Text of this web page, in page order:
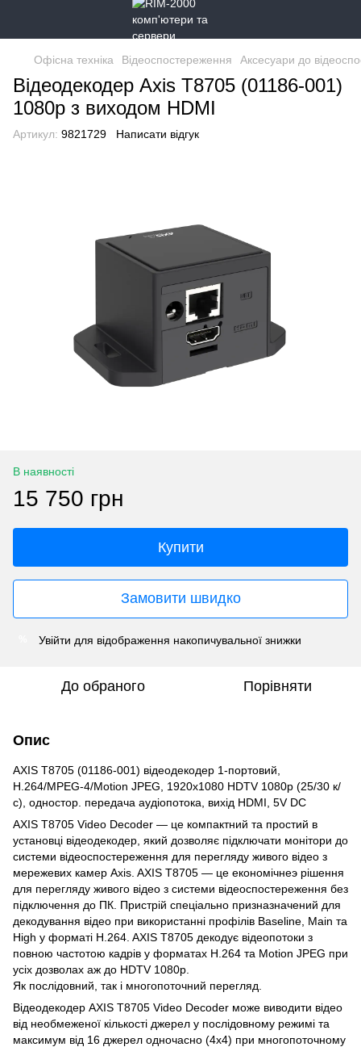
Офісна техніка Відеоспостереження Аксесуари до
Відеодекодер Axis T8705 (01186-001)
1080p з виходом HDMI
Артикул: 9821729 Написати відгук
В наявності
15 750 грн
Купити
Замовити швидко
Увійти для відображення накопичувальної знижки
До обраного Порівняти
Опис
AXIS T8705 (01186-001) відеодекодер 1-портовий,
H.264/MPEG-4/Motion JPEG, 1920x1080 HDTV 1080p (25/30 к/
с), одностор. передача аудіопотока, вихід HDMI, 5V DC
AXIS T8705 Video Decoder — це компактний та простий в
установці відеодекодер, який дозволяє підключати монітори до
системи відеоспостереження для перегляду живого відео з
мережевих камер Axis. AXIS T8705 — це економічнеэ рішення
для перегляду живого відео з системи відеоспостереження без
підключення до ПК. Пристрій спеціально призназначений для
декодування відео при використанні профілів Baseline, Main та
High у форматі H.264. AXIS T8705 декодує відеопотоки з
повною частотою кадрів у форматах H.264 та Motion JPEG при
усіх дозволах аж до HDTV 1080p.
Як послідовний, так і многопоточний перегляд.
Відеодекодер AXIS T8705 Video Decoder може виводити відео
від необмеженої кількості джерел у послідовному режимі та
максимум від 16 джерел одночасно (4х4) при многопоточному